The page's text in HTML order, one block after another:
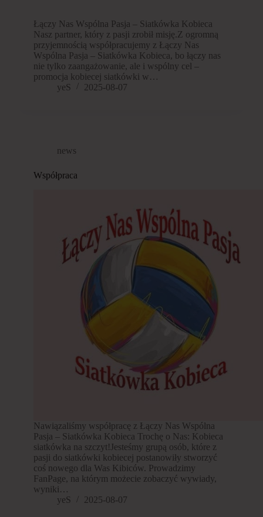
Łączy Nas Wspólna Pasja – Siatkówka Kobieca
Nasz partner, który z pasji zrobił misję.Z ogromną
przyjemnością współpracujemy z Łączy Nas
Wspólna Pasja – Siatkówka Kobieca, bo łączy nas
nie tylko zaangażowanie, ale i wspólny cel –
promocja kobiecej siatkówki w…
yeS
2025-08-07
news
Współpraca
Nawiązaliśmy współpracę z Łączy Nas Wspólna
Pasja – Siatkówka Kobieca Trochę o Nas: Kobieca
siatkówka na szczyt!Jesteśmy grupą osób, które z
pasji do siatkówki kobiecej postanowiły stworzyć
coś nowego dla Was Kibiców. Prowadzimy
FanPage, na którym możecie zobaczyć wywiady,
wyniki…
yeS
2025-08-07